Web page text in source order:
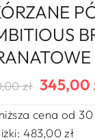
zł 345,00
cena od
483,00 zł